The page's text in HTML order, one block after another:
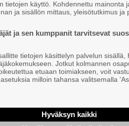
alueellista ja paikallista
yrittäjien puolesta.
PL
tietojen käyttö. Kohdennettu mainonta
ja sisällön mittaus, yleisötutkimus ja
ja sen kumppanit tarvitsevat
tietojen käsittelyn palvelun sisällä,
Jotkut kolmannen
etuaan toimiakseen, voit
milloin tahansa valitsemalla
Hyväksyn kaikki